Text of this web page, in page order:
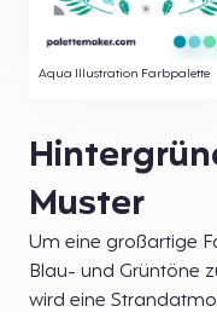
Aqua Illustration Farbpalette
Muster
Um eine großartige
Blau- und Grüntöne
wird eine